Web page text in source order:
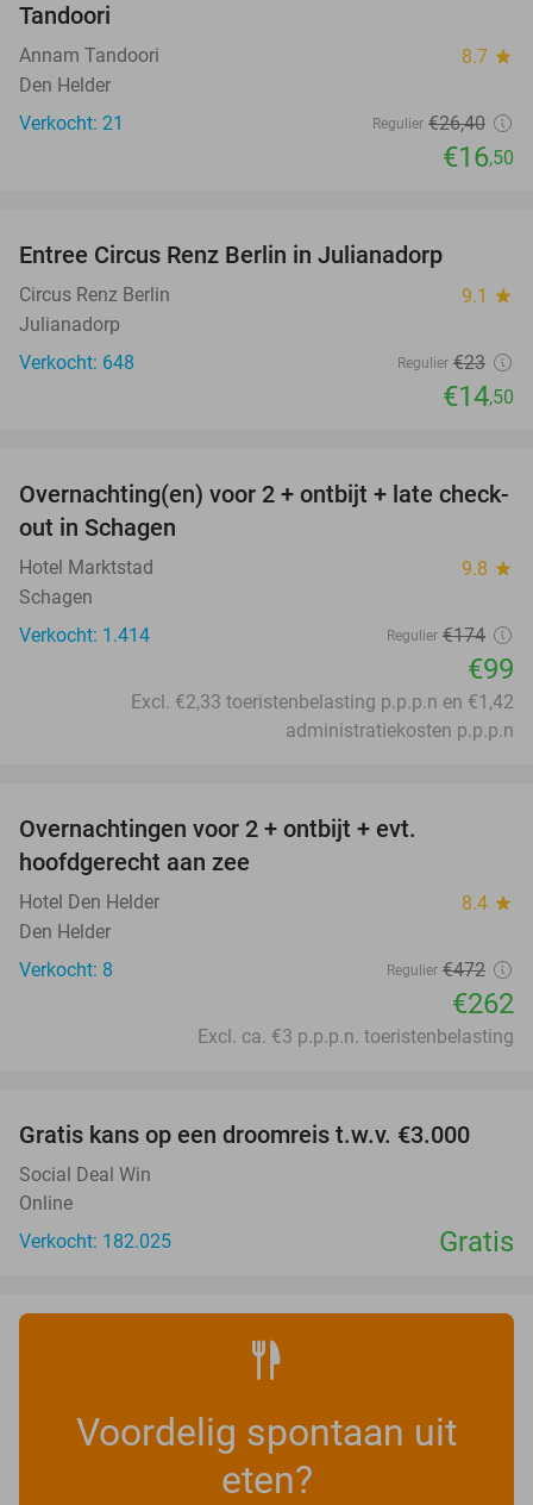
Tandoori
Annam Tandoori 8.7 star
Den Helder
Verkocht: 21
Regulier €26,40
€16,50
Entree Circus Renz Berlin in Julianadorp
Circus Renz Berlin 9.1 star
Julianadorp
Verkocht: 648
Regulier €23
€14,50
43%
Overnachting(en) voor 2 + ontbijt + late check-
out in Schagen
Hotel Marktstad 9.8 star
Schagen
Verkocht: 1.414
Regulier €174
€99
Excl. €2,33 toeristenbelasting p.p.p.n en €1,42
administratiekosten p.p.p.n
Overnachtingen voor 2 + ontbijt + evt.
hoofdgerecht aan zee
Hotel Den Helder 8.4 star
Den Helder
Verkocht: 8
Regulier €472
€262
Excl. ca. €3 p.p.p.n. toeristenbelasting
Gratis kans op een droomreis t.w.v. €3.000
Social Deal Win
Online
Verkocht: 182.025
Gratis
Voordelig spontaan uit
eten?